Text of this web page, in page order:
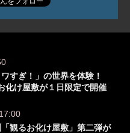
すぎ！」の世界を体験！
化け屋敷が１日限定で開催
観るお化け屋敷」第二弾が